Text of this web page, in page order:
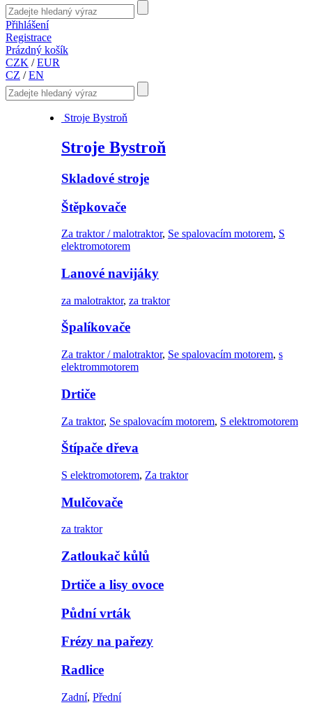
Přihlášení
Registrace
Prázdný košík
CZK /EUR
CZ /EN
Stroje Bystroň
Stroje Bystroň
Skladové stroje
Štěpkovače
Za traktor / malotraktor, Se spalovacím motorem, S
elektromotorem
Lanové navijáky
za malotraktor, za traktor
Špalíkovače
Za traktor / malotraktor, Se spalovacím motorem, s
elektrommotorem
Drtiče
Za traktor, Se spalovacím motorem, S elektromotorem
Štípače dřeva
S elektromotorem, Za traktor
Mulčovače
za traktor
Zatloukač kůlů
Drtiče a lisy ovoce
Půdní vrták
Frézy na pařezy
Radlice
Zadní, Přední